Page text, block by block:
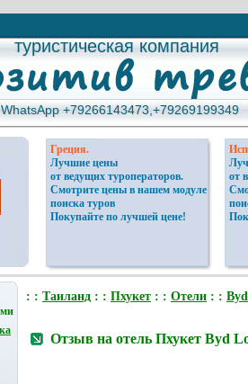
туристическая компания
туристическая компания
+79266143473,+79269199349
+79266143473,+79269199349
Греция.
Лучшие цены
от ведущих туроператоров.
Смотрите цены в нашем модуле
поиска туров
Покупайте по лучшей цене!
от
: : Таиланд : : Пхукет : : Отели : :
Отзыв на отель Пхукет Byd